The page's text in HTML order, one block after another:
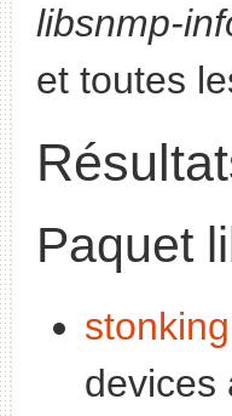
libsnmp-
et toutes
Paquet
stonking
devices